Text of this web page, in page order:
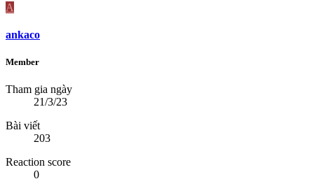
A
ankaco
Member
Tham gia ngày
21/3/23
Bài viết
203
Reaction score
0